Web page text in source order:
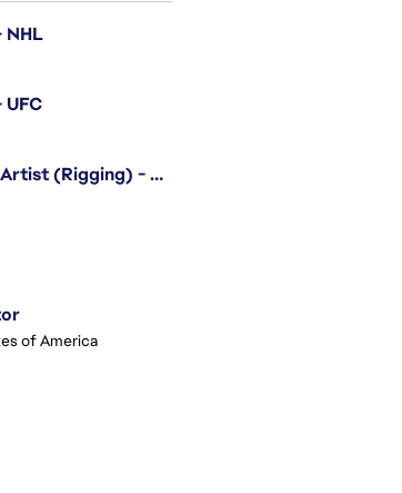
NHL
Senior Technical Artist (Rigging) - EA SPORTS Technology
of America